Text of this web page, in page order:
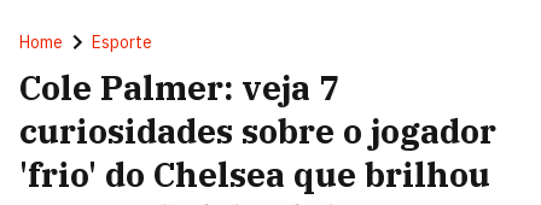
Home Esporte
Cole Palmer: veja 7
curiosidades sobre o jogador
'frio' do Chelsea que brilhou